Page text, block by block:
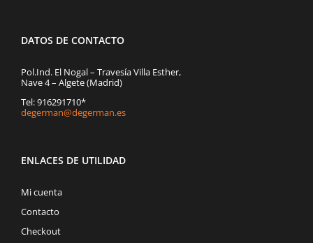
DATOS DE CONTACTO
Pol.Ind. El Nogal – Travesía Villa Esther,
Nave 4 – Algete (Madrid)
Tel: 916291710*
degerman@degerman.es
ENLACES DE UTILIDAD
Mi cuenta
Contacto
Checkout